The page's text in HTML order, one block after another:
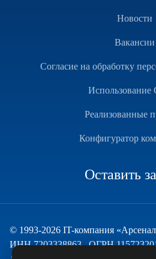
Новости
Вакансии
Согласие на обработку
Использование
Реализованные
Конфигуратор
Оставить
© 1993-2026 IT-компания
ИНН 7203338863 , ОГРН